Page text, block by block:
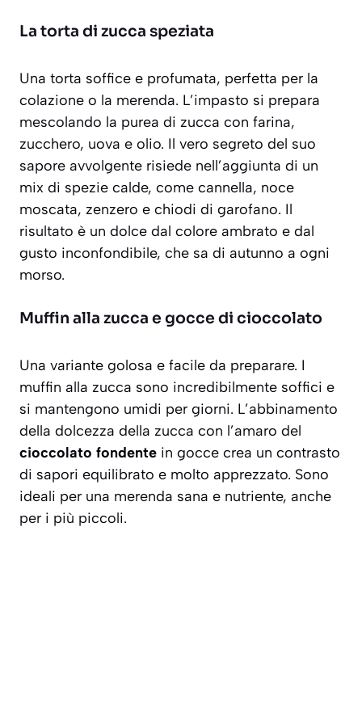
La torta di zucca speziata
Una torta soffice e profumata, perfetta per la
colazione o la merenda. L’impasto si prepara
mescolando la purea di zucca con farina,
zucchero, uova e olio. Il vero segreto del suo
sapore avvolgente risiede nell’aggiunta di un
mix di spezie calde, come cannella, noce
moscata, zenzero e chiodi di garofano. Il
risultato è un dolce dal colore ambrato e dal
gusto inconfondibile, che sa di autunno a ogni
morso.
Muffin alla zucca e gocce di cioccolato
Una variante golosa e facile da preparare. I
muffin alla zucca sono incredibilmente soffici e
si mantengono umidi per giorni. L’abbinamento
della dolcezza della zucca con l’amaro del
cioccolato fondente in gocce crea un contrasto
di sapori equilibrato e molto apprezzato. Sono
ideali per una merenda sana e nutriente, anche
per i più piccoli.